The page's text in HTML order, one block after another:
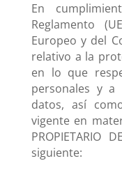
En
Reglamento
Europeo y del
relativo a la
en lo que
personales y
datos, así
vigente en
siguiente: